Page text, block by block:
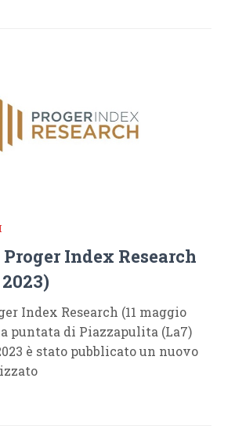
Index Research
Index Research (11 maggio
puntata di Piazzapulita (La7)
è stato pubblicato un nuovo